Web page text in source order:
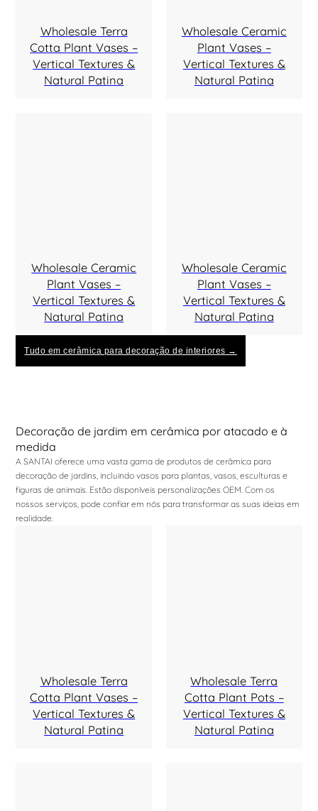
Wholesale Terra
Cotta Plant Vases –
Vertical Textures &
Natural Patina
Wholesale Ceramic
Plant Vases –
Vertical Textures &
Natural Patina
Wholesale Ceramic
Plant Vases –
Vertical Textures &
Natural Patina
Wholesale Ceramic
Plant Vases –
Vertical Textures &
Natural Patina
Tudo em cerâmica para decoração de interiores →
Decoração de jardim em cerâmica por atacado e à
medida
A SANTAI oferece uma vasta gama de produtos de cerâmica para
decoração de jardins, incluindo vasos para plantas, vasos, esculturas e
figuras de animais. Estão disponíveis personalizações OEM. Com os
nossos serviços, pode confiar em nós para transformar as suas ideias em
realidade.
Wholesale Terra
Cotta Plant Vases –
Vertical Textures &
Natural Patina
Wholesale Terra
Cotta Plant Pots –
Vertical Textures &
Natural Patina